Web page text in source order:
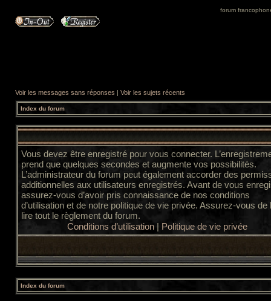
forum
Voir les messages sans réponses | Voir les sujets récents
Index du forum
Vous devez être enregistré pour vous connecter.
prend que quelques secondes et augmente vos possibilités.
L’administrateur du forum peut également accorder des
additionnelles aux utilisateurs enregistrés. Avant de vous
assurez-vous d’avoir pris connaissance de nos conditions
d’utilisation et de notre politique de vie privée. Assurez-vous de
lire tout le règlement du forum.
Conditions d’utilisation| Politique de vie privée
Index du forum